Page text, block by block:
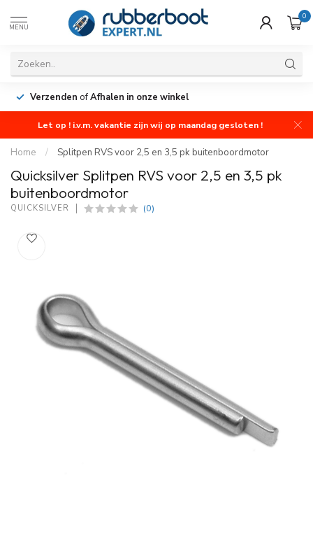
MENU
0
Verzenden ofAfhalen in onze winkel
Let op ! i.v.m. vakantie zijn wij op maandag gesloten !
Home / Splitpen RVS voor 2,5 en 3,5 pk buitenboordmotor
Quicksilver Splitpen RVS voor 2,5 en 3,5 pk
buitenboordmotor
QUICKSILVER (0)